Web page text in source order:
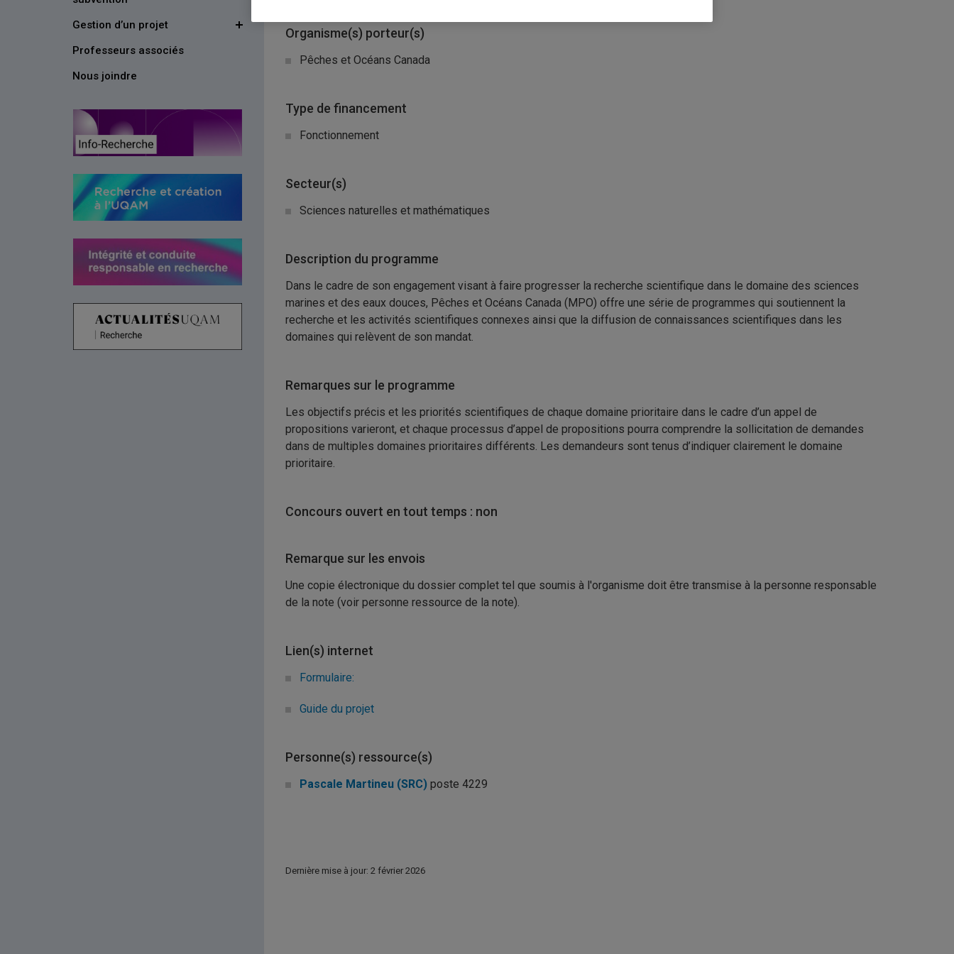
Gestion d’un projet
Professeurs associés
Nous joindre
Organisme(s) porteur(s)
Pêches et Océans Canada
Type de financement
Fonctionnement
Secteur(s)
Sciences naturelles et mathématiques
Description du programme
Dans le cadre de son engagement visant à faire progresser la recherche scientifique dans le domaine des sciences
marines et des eaux douces, Pêches et Océans Canada (MPO) offre une série de programmes qui soutiennent la
recherche et les activités scientifiques connexes ainsi que la diffusion de connaissances scientifiques dans les
domaines qui relèvent de son mandat.
Remarques sur le programme
Les objectifs précis et les priorités scientifiques de chaque domaine prioritaire dans le cadre d’un appel de
propositions varieront, et chaque processus d’appel de propositions pourra comprendre la sollicitation de demandes
dans de multiples domaines prioritaires différents. Les demandeurs sont tenus d’indiquer clairement le domaine
prioritaire.
Concours ouvert en tout temps : non
Remarque sur les envois
Une copie électronique du dossier complet tel que soumis à l'organisme doit être transmise à la personne responsable
de la note (voir personne ressource de la note).
Lien(s) internet
Formulaire:
Guide du projet
Personne(s) ressource(s)
Pascale Martineu (SRC) poste 4229
Dernière mise à jour: 2 février 2026